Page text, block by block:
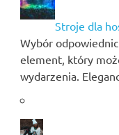
Stroje dla
Wybór
element, który
wydarzenia.